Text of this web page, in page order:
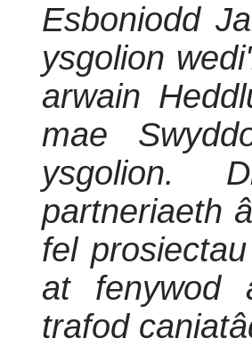
Esboniodd
ysgolion
arwain
mae
ysgolion.
partneriaeth
fel
at fenywod
trafod